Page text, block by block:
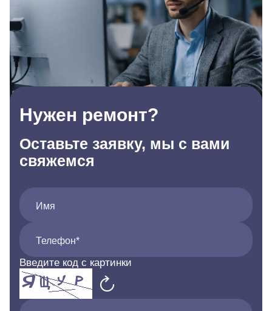
Нужен ремонт?
Оставьте заявку, мы с вами
свяжемся
Имя
Телефон*
Введите код с картинки